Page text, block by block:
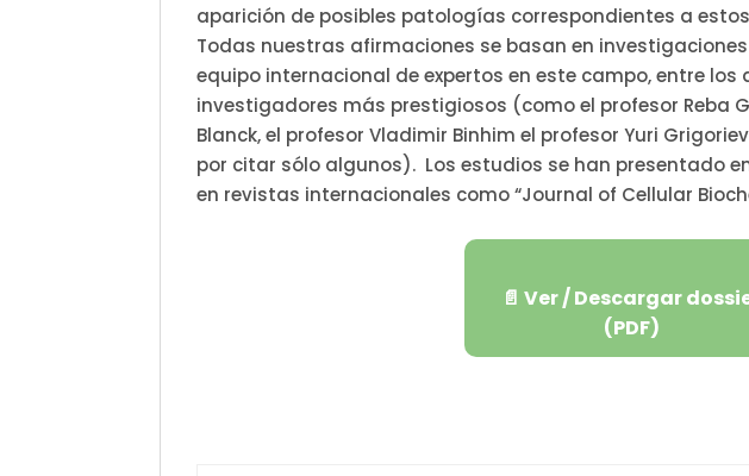
aparición de posibles patologías correspondientes a
Todas nuestras afirmaciones se basan en
equipo internacional de expertos en este campo, entre los
investigadores más prestigiosos (como el profesor Reba
Blanck, el profesor Vladimir Binhim el profesor Yuri
por citar sólo algunos). Los estudios se han presentado
en revistas internacionales como “Journal of Cellular
📄 Ver / Descargar
(PDF)